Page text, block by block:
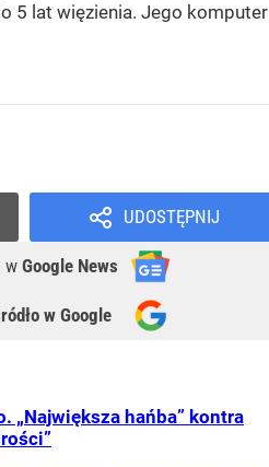
5 lat więzienia. Jego komputer
UDOSTĘPNIJ
w Google News
w Google
„Największa hańba” kontra